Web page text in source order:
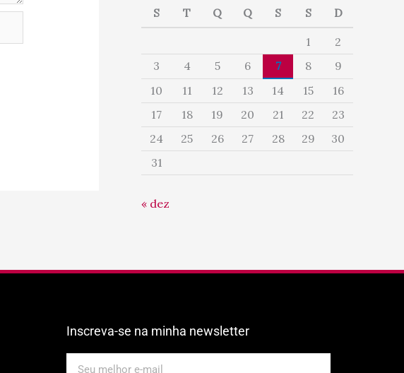
S T Q Q S S D
1
2
3
4 5 6 7 8
9
10
11 12 13 14 15
16
17
18 19 20 21 22
23
24
25 26 27 28 29
30
31
« dez
Inscreva-se na minha newsletter